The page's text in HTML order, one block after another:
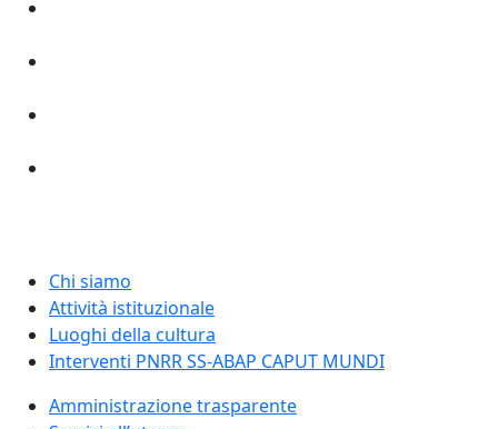
Chi siamo
Attività istituzionale
Luoghi della cultura
Interventi PNRR SS-ABAP CAPUT MUNDI
Amministrazione trasparente